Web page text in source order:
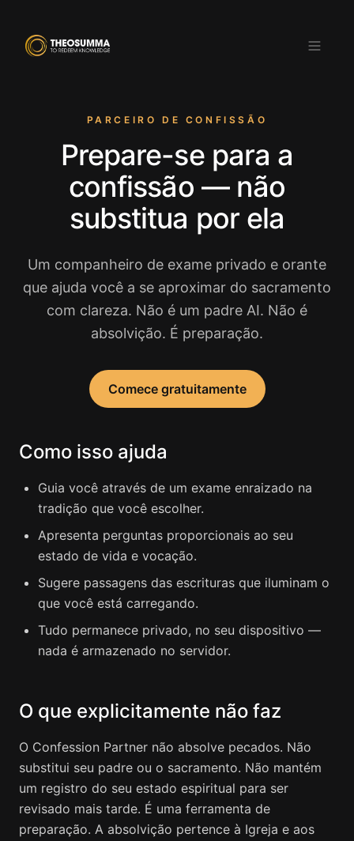
App Store
DISPONÍVEL NO
Google Play
PT
PARCEIRO DE CONFISSÃO
Prepare-se para a
confissão — não
substitua por ela
Um companheiro de exame privado e orante
que ajuda você a se aproximar do sacramento
com clareza. Não é um padre AI. Não é
absolvição. É preparação.
Comece gratuitamente
Como isso ajuda
Guia você através de um exame enraizado na
tradição que você escolher.
Apresenta perguntas proporcionais ao seu
estado de vida e vocação.
Sugere passagens das escrituras que iluminam o
que você está carregando.
Tudo permanece privado, no seu dispositivo —
nada é armazenado no servidor.
O que explicitamente não faz
O Confession Partner não absolve pecados. Não
substitui seu padre ou o sacramento. Não mantém
um registro do seu estado espiritual para ser
revisado mais tarde. É uma ferramenta de
preparação. A absolvição pertence à Igreja e aos